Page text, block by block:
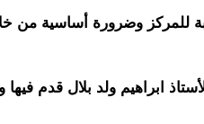
للمركز وضرورة أساسية من
ابراهيم ولد بلال قدم